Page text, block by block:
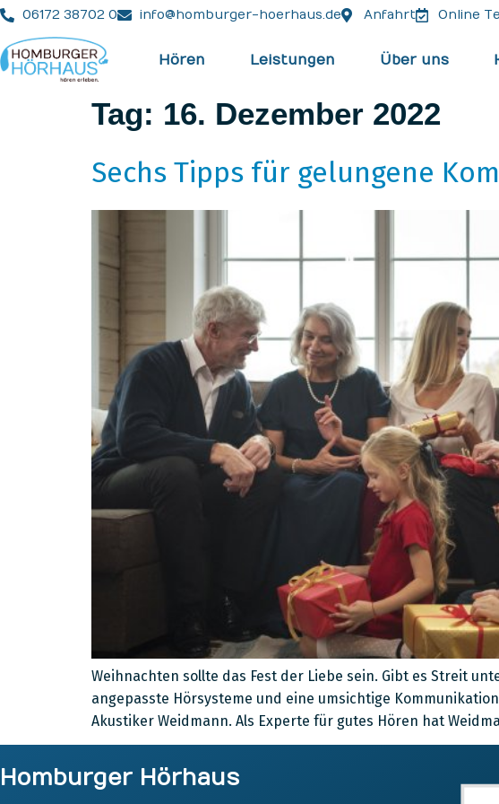
06172 38702 0 info@homburger-hoerhaus.de Anfahrt Online
Hören Leistungen Über uns
Tag: 16. Dezember 2022
Sechs Tipps für gelungene
Weihnachten sollte das Fest der Liebe sein. Gibt es Streit
angepasste Hörsysteme und eine umsichtige
Akustiker Weidmann. Als Experte für gutes Hören hat
Homburger Hörhaus